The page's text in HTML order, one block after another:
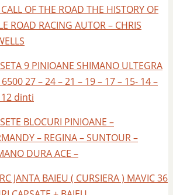
OF THE ROAD THE HISTORY OF
ROAD RACING AUTOR – CHRIS
9 PINIOANE SHIMANO ULTEGRA
6500 27 – 24 – 21 – 19 – 17 – 15- 14 –
12 dinti
BLOCURI PINIOANE –
– REGINA – SUNTOUR –
DURA ACE –
JANTA BAIEU ( CURSIERA ) MAVIC 36